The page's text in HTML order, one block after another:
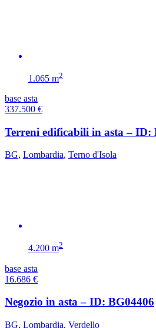
1.065 m2
base asta
337.500 €
Terreni edificabili in asta – ID:
BG, Lombardia, Terno d'Isola
4.200 m2
base asta
16.686 €
Negozio in asta – ID: BG04406
BG, Lombardia, Verdello